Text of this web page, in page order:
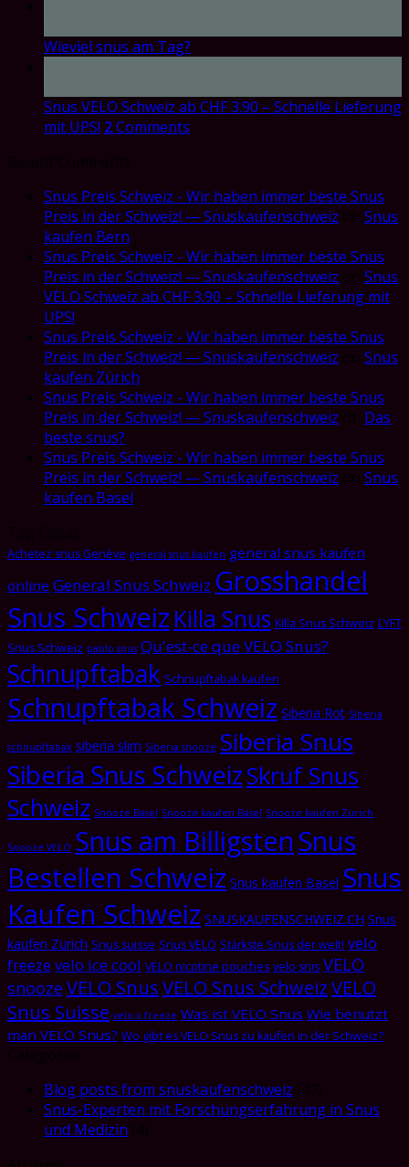
Wieviel snus am Tag?
Snus VELO Schweiz ab CHF 3.90 – Schnelle Lieferung
mit UPS! 2Comments
Snus Preis Schweiz - Wir haben immer beste Snus
Preis in der Schweiz! — Snuskaufenschweiz
Snus
kaufen Bern
Snus Preis Schweiz - Wir haben immer beste Snus
Preis in der Schweiz! — Snuskaufenschweiz
Snus
VELO Schweiz ab CHF 3.90 – Schnelle Lieferung mit
UPS!
Snus Preis Schweiz - Wir haben immer beste Snus
Preis in der Schweiz! — Snuskaufenschweiz
Snus
kaufen Zürich
Snus Preis Schweiz - Wir haben immer beste Snus
Preis in der Schweiz! — Snuskaufenschweiz
Das
beste snus?
Snus Preis Schweiz - Wir haben immer beste Snus
Preis in der Schweiz! — Snuskaufenschweiz
Snus
kaufen Basel
Achetez snus Genève general snus kaufen general snus kaufen
online General Snus Schweiz Grosshandel
Snus Schweiz Killa Snus Killa Snus Schweiz LYFT
Snus Schweiz pablo snus Qu'est-ce que VELO Snus?
Schnupftabak Schnupftabak kaufen
Schnupftabak Schweiz Siberia Rot Siberia
schnupftabak siberia slim Siberia snooze Siberia Snus
Siberia Snus SchweizSkruf Snus
Schweiz Snooze Basel Snooze kaufen Basel Snooze kaufen Zürich
Snooze VELO Snus am BilligstenSnus
Bestellen Schweiz Snus kaufen Basel Snus
Kaufen Schweiz SNUSKAUFENSCHWEIZ.CH Snus
kaufen Zürich Snus suisse Snus VELO Stärkste Snus der welt! velo
freeze velo ice cool VELO nicotine pouches velo snis VELO
snooze VELO SnusVELO Snus SchweizVELO
Snus Suisse velo x freeze Was ist VELO Snus Wie benutzt
man VELO Snus? Wo gibt es VELO Snus zu kaufen in der Schweiz?
Blog posts from snuskaufenschweiz
Snus-Experten mit Forschungserfahrung in Snus
und Medizin